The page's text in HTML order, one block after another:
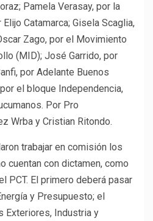
Pamela Verasay, por la
Elijo Catamarca; Gisela Scaglia,
Zago, por el Movimiento
(MID); José Garrido, por
por Adelante Buenos
el bloque Independencia,
Por Pro
Wrba y Cristian Ritondo.
trabajar en comisión los
cuentan con dictamen, como
PCT. El primero deberá pasar
y Presupuesto; el
Exteriores, Industria y